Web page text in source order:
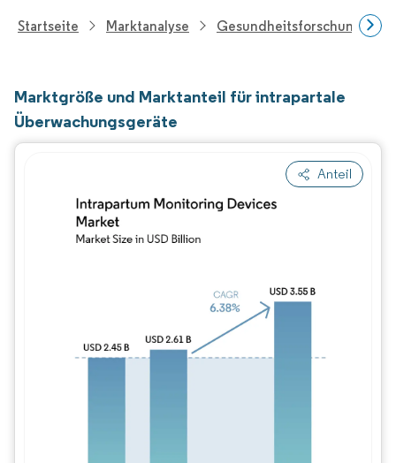
Startseite Marktanalyse Gesundheitsforschung
Marktgröße und Marktanteil für intrapartale
Überwachungsgeräte
Anteil